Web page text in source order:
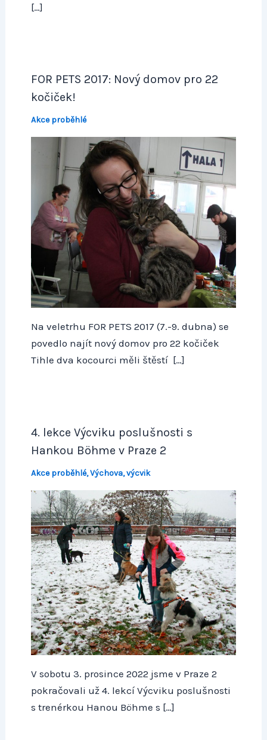
[…]
FOR PETS 2017: Nový domov pro 22
kočiček!
Akce proběhlé
Na veletrhu FOR PETS 2017 (7.-9. dubna) se
povedlo najít nový domov pro 22 kočiček
Tihle dva kocourci měli štěstí […]
4. lekce Výcviku poslušnosti s
Hankou Böhme v Praze 2
Akce proběhlé,Výchova, výcvik
V sobotu 3. prosince 2022 jsme v Praze 2
pokračovali už 4. lekcí Výcviku poslušnosti
s trenérkou Hanou Böhme s […]